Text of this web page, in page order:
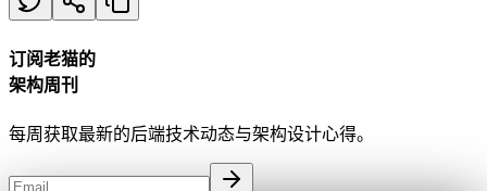
订阅老猫的
架构周刊
每周获取最新的后端技术动态与架构设计心得。